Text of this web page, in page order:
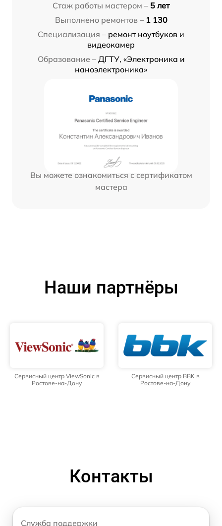
Стаж работы мастером – 5 лет
Выполнено ремонтов – 1 130
Специализация – ремонт ноутбуков и
видеокамер
Образование – ДГТУ, «Электроника и
наноэлектроника»
Вы можете ознакомиться с сертификатом
мастера
Наши партнёры
Сервисный центр ViewSonic в
Ростове-на-Дону
Сервисный центр BBK в
Ростове-на-Дону
Контакты
Служба поддержки